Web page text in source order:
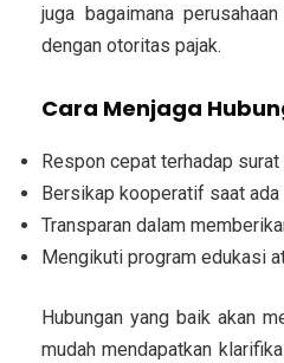
juga bagaimana
dengan otoritas pajak.
Cara Menjaga
Respon cepat terhadap surat
Bersikap kooperatif saat ada
Transparan dalam
Mengikuti program edukasi
Hubungan yang baik akan
mudah mendapatkan